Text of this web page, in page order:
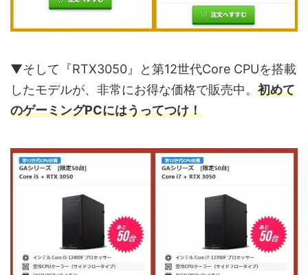
▼そして『RTX3050』と第12世代Core CPUを搭載
したモデルが、非常にお得な価格で販売中。 初めて
のゲーミングPCにはうってつけ！